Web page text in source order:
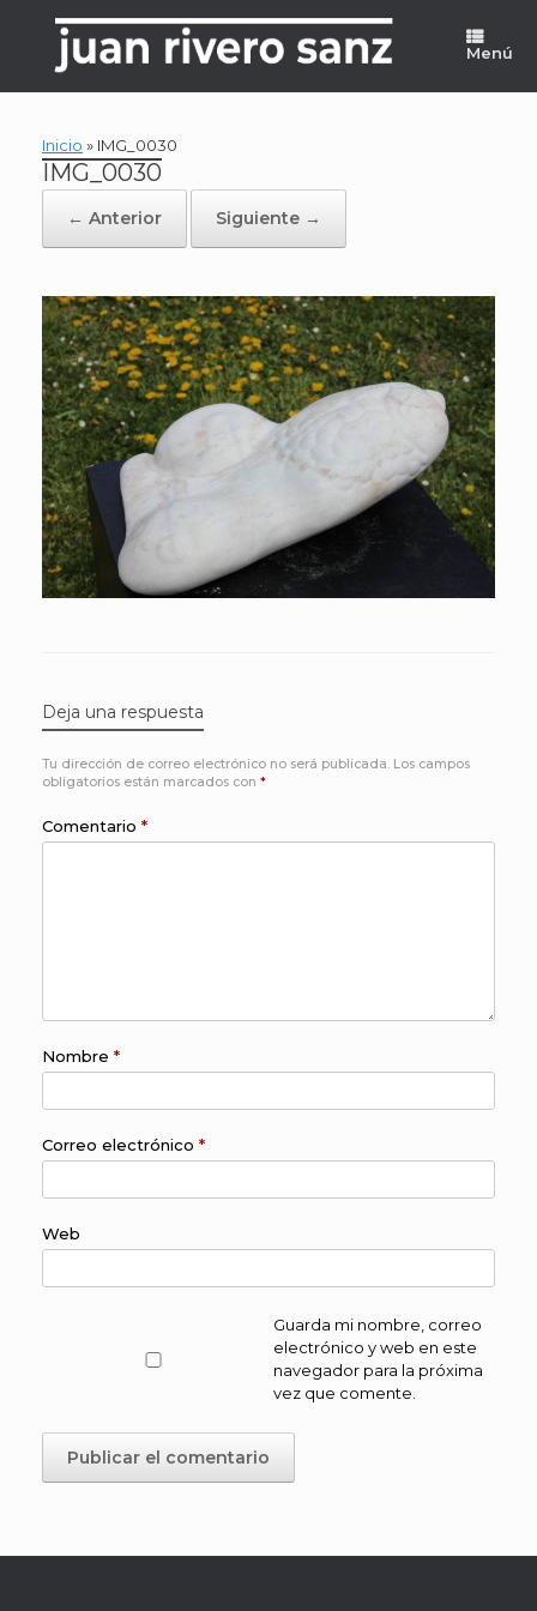
contenido
Menú
Inicio » IMG_0030
IMG_0030
← Anterior Siguiente →
Deja una respuesta
Tu dirección de correo electrónico no será publicada. Los campos
obligatorios están marcados con *
Comentario *
Nombre *
Correo electrónico *
Web
Guarda mi nombre, correo
electrónico y web en este
navegador para la próxima
vez que comente.